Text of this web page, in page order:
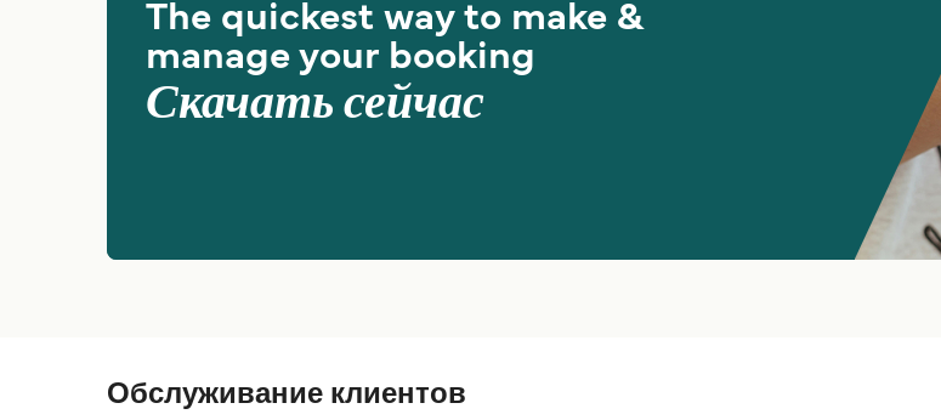
The quickest way to make &
manage your booking
Скачать сейчас
Обслуживание клиентов